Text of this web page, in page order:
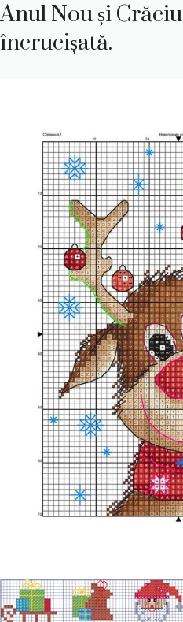
Anul Nou și
încrucișată.